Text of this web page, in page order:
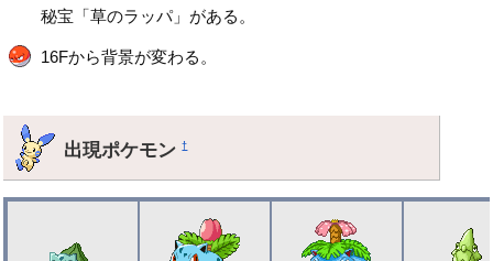
秘宝「草のラッパ」がある。
16Fから背景が変わる。
出現ポケモン†